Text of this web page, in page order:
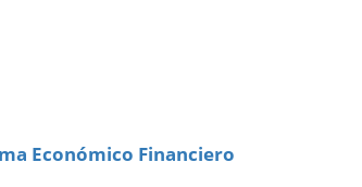
Económico Financiero